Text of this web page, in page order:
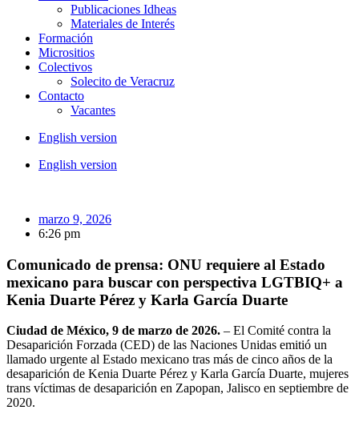
Publicaciones Idheas
Materiales de Interés
Formación
Micrositios
Colectivos
Solecito de Veracruz
Contacto
Vacantes
English version
English version
marzo 9, 2026
6:26 pm
Comunicado de prensa: ONU requiere al Estado
mexicano para buscar con perspectiva LGTBIQ+ a
Kenia Duarte Pérez y Karla García Duarte
Ciudad de México, 9 de marzo de 2026. – El Comité contra la
Desaparición Forzada (CED) de las Naciones Unidas emitió un
llamado urgente al Estado mexicano tras más de cinco años de la
desaparición de Kenia Duarte Pérez y Karla García Duarte, mujeres
trans víctimas de desaparición en Zapopan, Jalisco en septiembre de
2020.